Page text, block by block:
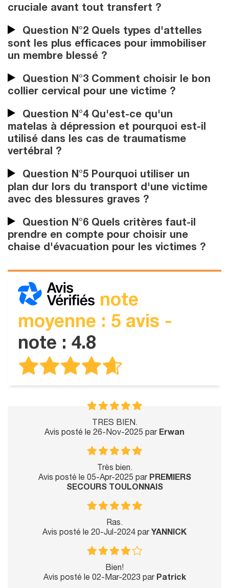
cruciale avant tout transfert ?
Question N°2 Quels types d'attelles
sont les plus efficaces pour immobiliser
un membre blessé ?
Question N°3 Comment choisir le bon
collier cervical pour une victime ?
Question N°4 Qu'est-ce qu'un
matelas à dépression et pourquoi est-il
utilisé dans les cas de traumatisme
vertébral ?
Question N°5 Pourquoi utiliser un
plan dur lors du transport d'une victime
avec des blessures graves ?
Question N°6 Quels critères faut-il
prendre en compte pour choisir une
chaise d'évacuation pour les victimes ?
note
moyenne : 5 avis -
note : 4.8
TRES BIEN.
Avis posté le 26-Nov-2025 par Erwan
Très bien.
Avis posté le 05-Apr-2025 par PREMIERS
SECOURS TOULONNAIS
Ras.
Avis posté le 20-Jul-2024 par YANNICK
Bien!
Avis posté le 02-Mar-2023 par Patrick